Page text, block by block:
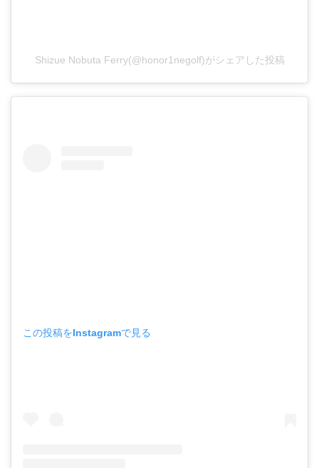
Shizue Nobuta Ferry(@honor1negolf)がシェアした投稿
この投稿をInstagramで見る